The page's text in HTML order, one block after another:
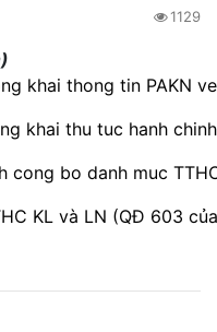
1129
khai thong tin PAKN
khai thu tuc hanh
cong bo danh muc
KL và LN (QĐ 603